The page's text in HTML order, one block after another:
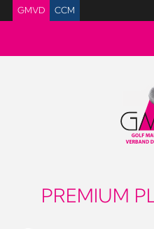
GMVD CCM
PREMIUM